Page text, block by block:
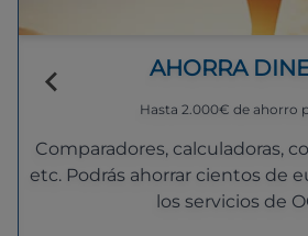
AHORRA
Hasta 2.000€ de ahorro
Comparadores, calculadoras,
etc. Podrás ahorrar cientos de
los servicios de